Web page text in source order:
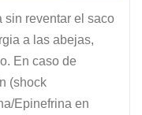
sin reventar el saco
a las abejas,
En caso de
(shock
Epinefrina en